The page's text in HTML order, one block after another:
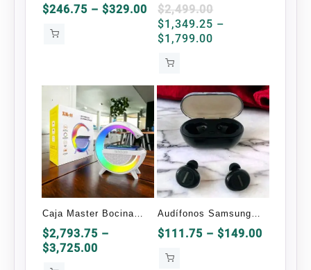
Generación OEM
$246.75 – $329.00 Price
range:
$246.75
$329.00
Bluetooth 100W
$2,499.00
$1,349.25 –
$1,799.00
$1,799.00
Caja Master Bocina
Bluetooth Con
Cargador Inalámbrico
$2,793.75 –
$3,725.00
Audífonos Samsung
Bluetooth TWS-2 OEM
$111.75 – $149.00